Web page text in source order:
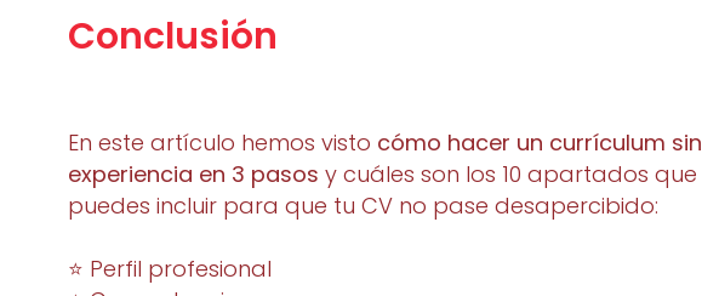
Conclusión
En este artículo hemos visto cómo hacer un currículum sin
experiencia en 3 pasos y cuáles son los 10 apartados que
puedes incluir para que tu CV no pase desapercibido:
⭐ Perfil profesional